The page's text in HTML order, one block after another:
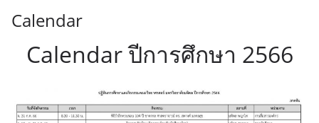
Calendar
Calendar ปีการศึกษา 2566